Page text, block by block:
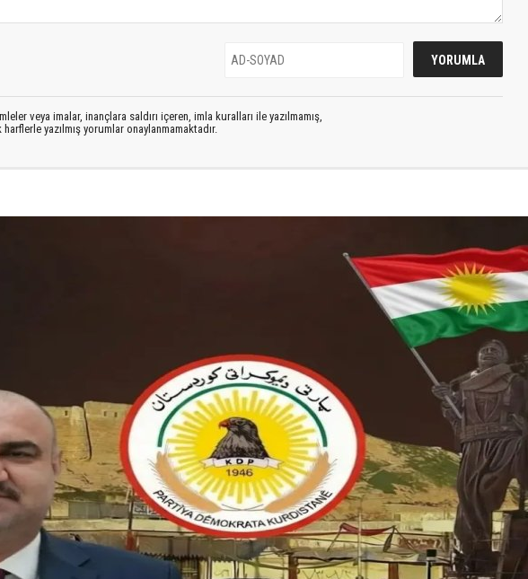
veya imalar, inançlara saldırı içeren, imla kuralları ile yazılmamış,
yazılmış yorumlar onaylanmamaktadır.